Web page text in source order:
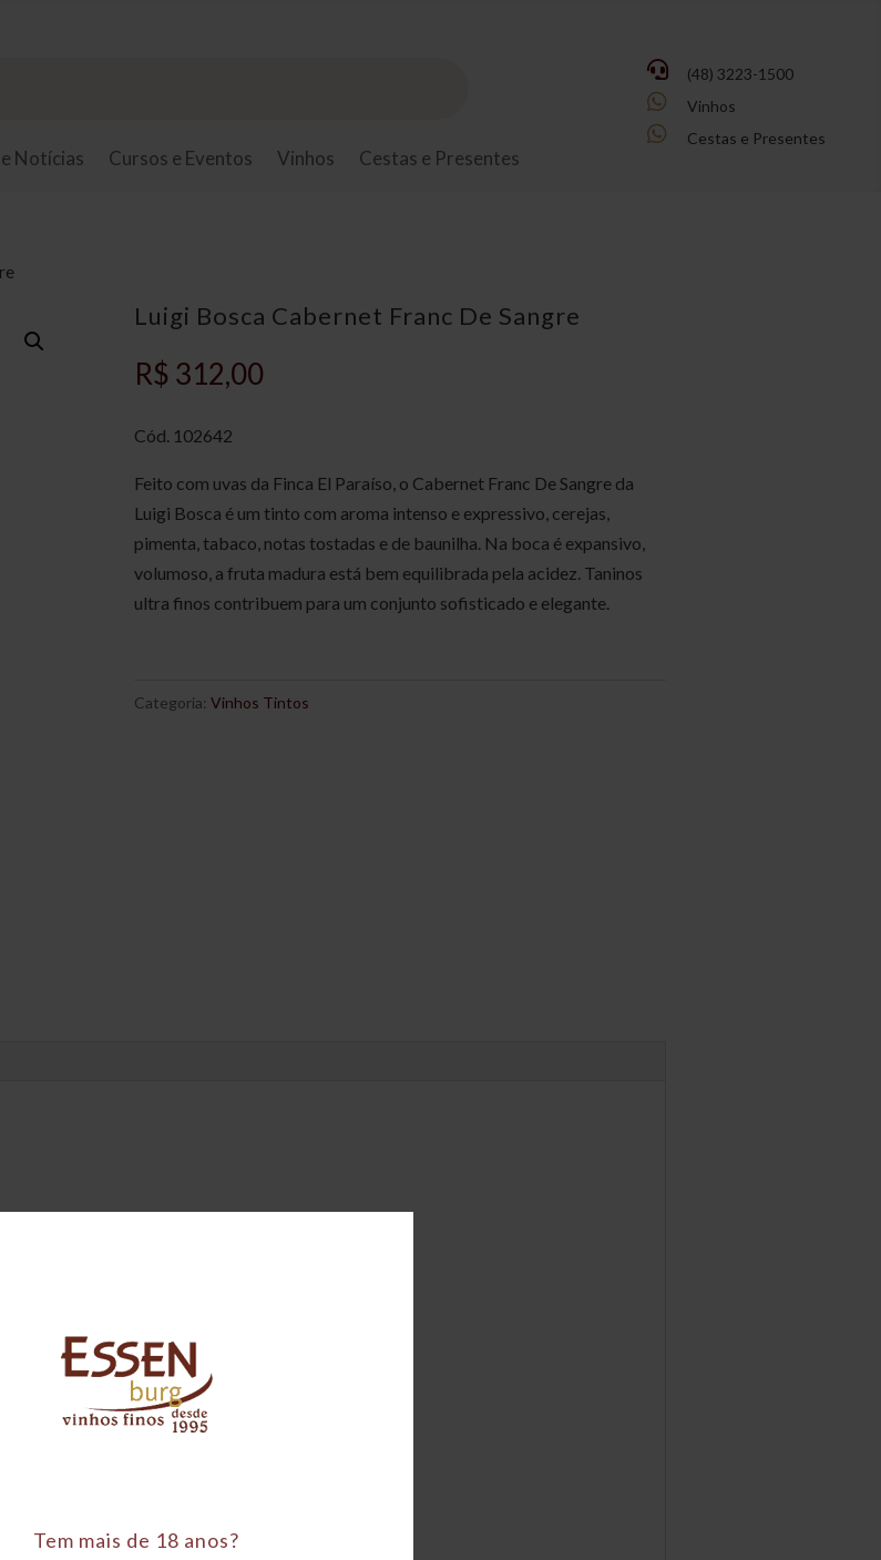
Tem mais de 18 anos?
Notícias Cursos e Eventos Vinhos Cestas e Presentes
 (48) 3223-1500
 Vinhos
 Cestas e Presentes
Luigi Bosca Cabernet Franc De Sangre
R$ 312,00
Cód. 102642
Feito com uvas da Finca El Paraíso, o Cabernet Franc De Sangre da
Luigi Bosca é um tinto com aroma intenso e expressivo, cerejas,
pimenta, tabaco, notas tostadas e de baunilha. Na boca é expansivo,
volumoso, a fruta madura está bem equilibrada pela acidez. Taninos
ultra finos contribuem para um conjunto sofisticado e elegante.
Categoria:Vinhos Tintos